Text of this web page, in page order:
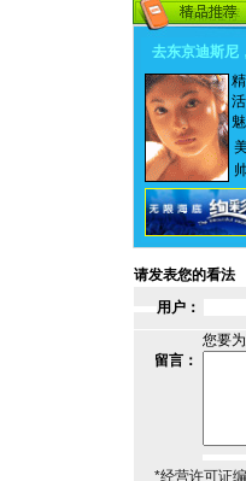
去东京迪斯尼
请发表您的看法
用户：
您要
留言：
*经营许可证